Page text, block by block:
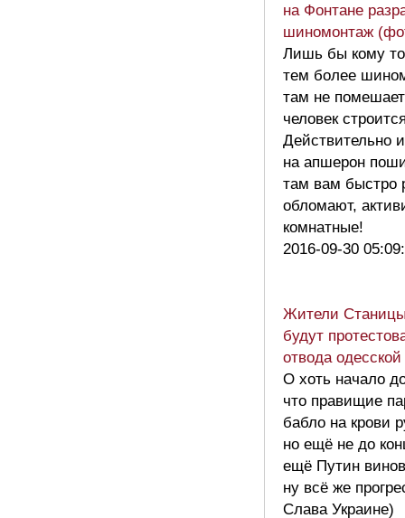
на Фонтане
шиномонтаж
Лишь бы кому то
тем более
там не
человек
Действительно
на апшерон
там вам быстро
обломают,
комнатные!
2016-09-30
Жители Станицы
будут
отвода
О хоть начало
что правищие
бабло на крови
но ещё не до
ещё Путин
ну всё же
Слава Украине)